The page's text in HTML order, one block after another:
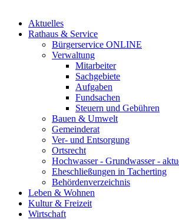
Aktuelles
Rathaus & Service
Bürgerservice ONLINE
Verwaltung
Mitarbeiter
Sachgebiete
Aufgaben
Fundsachen
Steuern und Gebühren
Bauen & Umwelt
Gemeinderat
Ver- und Entsorgung
Ortsrecht
Hochwasser - Grundwasser -
Eheschließungen in Tacherting
Behördenverzeichnis
Leben & Wohnen
Kultur & Freizeit
Wirtschaft